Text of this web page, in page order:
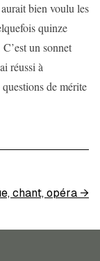
bien voulu les
quinze
un sonnet
réussi à
de mérite
chant, opéra →